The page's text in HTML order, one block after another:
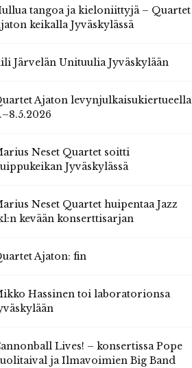
tangoa ja kieloniittyjä – Quartet
keikalla Jyväskylässä
Järvelän Unituulia Jyväskylään
Ajaton levynjulkaisukiertueella
Neset Quartet soitti
Jyväskylässä
Neset Quartet huipentaa Jazz
kevään konserttisarjan
Ajaton: fin
Hassinen toi laboratorionsa
Lives! – konsertissa Pope
ja Ilmavoimien Big Band